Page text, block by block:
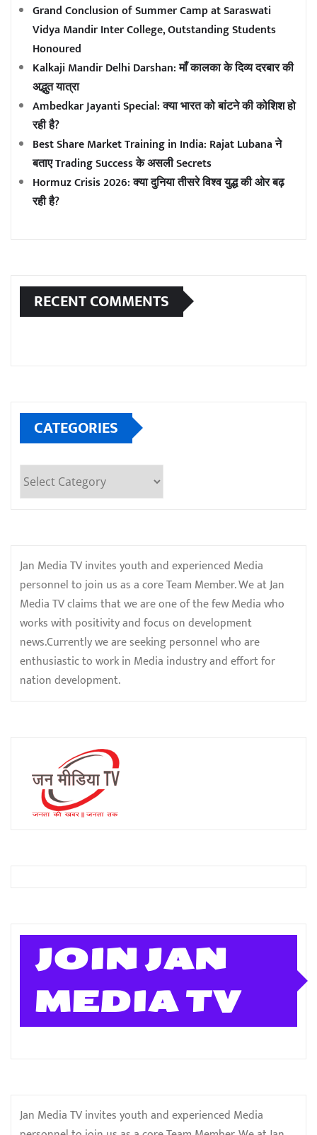
Grand Conclusion of Summer Camp at Saraswati
Vidya Mandir Inter College, Outstanding Students
Honoured
Kalkaji Mandir Delhi Darshan: माँ कालका के दिव्य दरबार की
अद्भुत यात्रा
Ambedkar Jayanti Special: क्या भारत को बांटने की कोशिश हो
रही है?
Best Share Market Training in India: Rajat Lubana ने
बताए Trading Success के असली Secrets
Hormuz Crisis 2026: क्या दुनिया तीसरे विश्व युद्ध की ओर बढ़
रही है?
RECENT COMMENTS
CATEGORIES
Categories
Jan Media TV invites youth and experienced Media
personnel to join us as a core Team Member. We at Jan
Media TV claims that we are one of the few Media who
works with positivity and focus on development
news.Currently we are seeking personnel who are
enthusiastic to work in Media industry and effort for
nation development.
JOIN JAN
MEDIA TV
Jan Media TV invites youth and experienced Media